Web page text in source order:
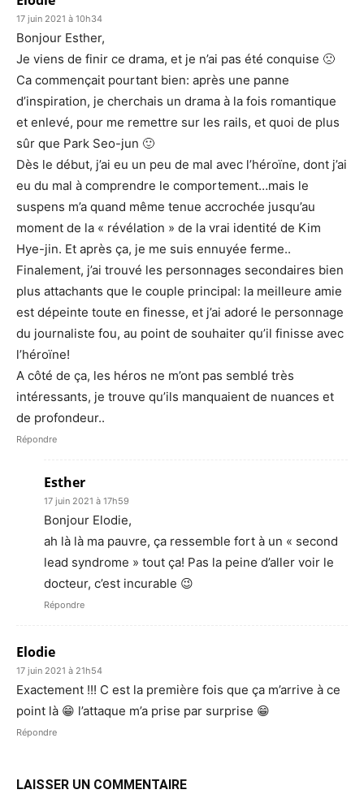
17 juin 2021 à 10h34
Bonjour Esther,
Je viens de finir ce drama, et je n’ai pas été conquise 🙁
Ca commençait pourtant bien: après une panne
d’inspiration, je cherchais un drama à la fois romantique
et enlevé, pour me remettre sur les rails, et quoi de plus
sûr que Park Seo-jun 🙂
Dès le début, j’ai eu un peu de mal avec l’héroïne, dont j’ai
eu du mal à comprendre le comportement…mais le
suspens m’a quand même tenue accrochée jusqu’au
moment de la « révélation » de la vrai identité de Kim
Hye-jin. Et après ça, je me suis ennuyée ferme..
Finalement, j’ai trouvé les personnages secondaires bien
plus attachants que le couple principal: la meilleure amie
est dépeinte toute en finesse, et j’ai adoré le personnage
du journaliste fou, au point de souhaiter qu’il finisse avec
l’héroïne!
A côté de ça, les héros ne m’ont pas semblé très
intéressants, je trouve qu’ils manquaient de nuances et
de profondeur..
Répondre
Esther
17 juin 2021 à 17h59
Bonjour Elodie,
ah là là ma pauvre, ça ressemble fort à un « second
lead syndrome » tout ça! Pas la peine d’aller voir le
docteur, c’est incurable 😉
Répondre
Elodie
17 juin 2021 à 21h54
Exactement !!! C est la première fois que ça m’arrive à ce
point là 😁 l’attaque m’a prise par surprise 😁
Répondre
LAISSER UN COMMENTAIRE